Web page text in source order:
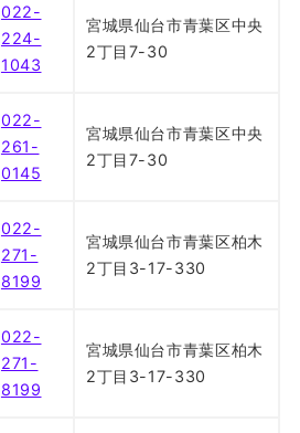
022-
224-
1043
宮城県仙台市青葉区中央
2丁目7-30
022-
261-
0145
宮城県仙台市青葉区中央
2丁目7-30
022-
271-
8199
宮城県仙台市青葉区柏木
2丁目3-17-330
022-
271-
8199
宮城県仙台市青葉区柏木
2丁目3-17-330